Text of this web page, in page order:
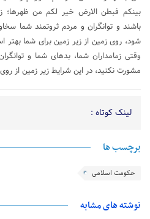
بینکم فبطن الارض خیر لکم من ظهرها؛
باشند و توانگران و مردم ثروتمند شما
شود، روی زمین از زیر زمین برای شما
وقتی زمامداران شما، بدهای شما و
مشورت نکنید، در این شرایط زیر زمین از
لینک کوتاه :
برچسب ها
حکومت اسلامی
نوشته های مشابه